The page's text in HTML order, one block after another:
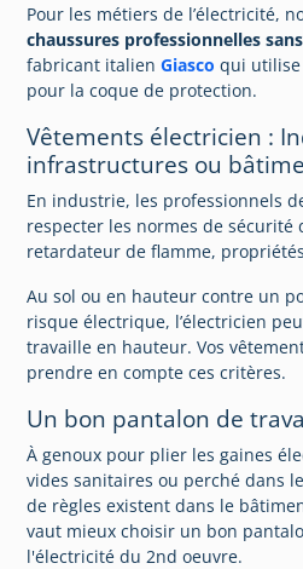
Pour les métiers de l’électricité,
chaussures professionnelles
fabricant italienGiasco qui utilise
pour la coque de protection.
Vêtements électricien :
infrastructures ou
En industrie, les professionnels
respecter les normes de sécurité
retardateur de flamme,
Au sol ou en hauteur contre un
risque électrique, l’électricien
travaille en hauteur. Vos
prendre en compte ces critères.
Un bon pantalon de
À genoux pour plier les gaines
vides sanitaires ou perché dans
de règles existent dans le
vaut mieux choisir un bon
l'électricité du 2nd oeuvre.